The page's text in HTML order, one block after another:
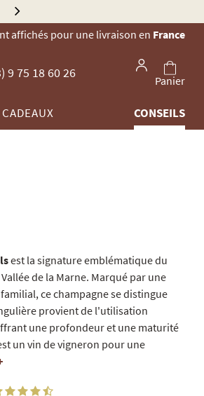
affichés pour une livraison en France
9 75 18 60 26
Panier
CADEAUX CONSEILS
est la signature emblématique du
de la Marne. Marqué par une
ce champagne se distingue
provient de l'utilisation
une profondeur et une maturité
un vin de vigneron pour une